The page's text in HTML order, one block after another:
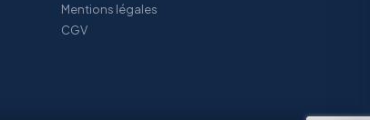
Mentions légales
CGV